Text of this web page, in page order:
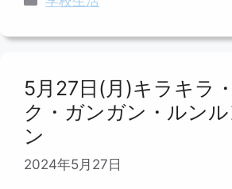
ゴ
ー
5月27日(月)キラキラ
ク・ガンガン・ルン
ン
2024年5月27日